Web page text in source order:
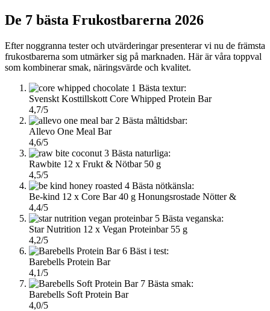
De 7 bästa Frukostbarerna 2026
Efter noggranna tester och utvärderingar presenterar vi nu de främsta
frukostbarerna som utmärker sig på marknaden. Här är våra toppval
som kombinerar smak, näringsvärde och kvalitet.
1 Bästa textur:
Svenskt Kosttillskott Core Whipped Protein Bar
4,7/5
2 Bästa måltidsbar:
Allevo One Meal Bar
4,6/5
3 Bästa naturliga:
Rawbite 12 x Frukt & Nötbar 50 g
4,5/5
4 Bästa nötkänsla:
Be-kind 12 x Core Bar 40 g Honungsrostade Nötter &
4,4/5
5 Bästa veganska:
Star Nutrition 12 x Vegan Proteinbar 55 g
4,2/5
6 Bäst i test:
Barebells Protein Bar
4,1/5
7 Bästa smak:
Barebells Soft Protein Bar
4,0/5